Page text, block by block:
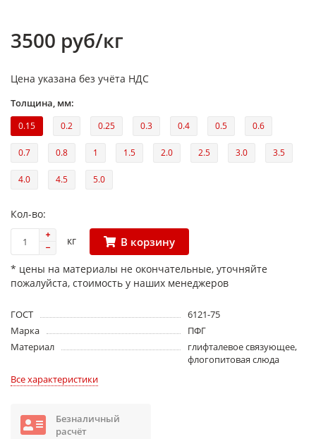
3500 руб/кг
Цена указана без учёта НДС
Толщина, мм:
0.15 0.2 0.25 0.3 0.4 0.5 0.6
0.7 0.8 1 1.5 2.0 2.5 3.0 3.5
4.0 4.5 5.0
Кол-во:
кг
В корзину
* цены на материалы не окончательные, уточняйте
пожалуйста, стоимость у наших менеджеров
ГОСТ
6121-75
Марка
ПФГ
Материал
глифталевое связующее,
флогопитовая слюда
Все характеристики
Безналичный
расчёт